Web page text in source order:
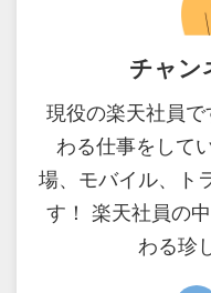
チャン
現役の楽天社員
わる仕事をして
場、モバイル、ト
す！ 楽天社員の
わる珍